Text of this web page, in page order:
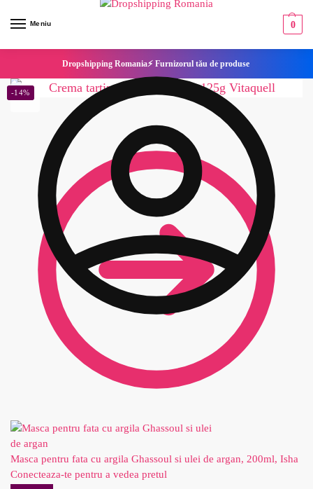
Meniu 0
Dropshipping Romania⚡ Furnizorul tău de produse
Masca pentru fata cu argila Ghassoul si ulei de argan, 200ml, Isha
Conecteaza-te pentru a vedea pretul
-14%